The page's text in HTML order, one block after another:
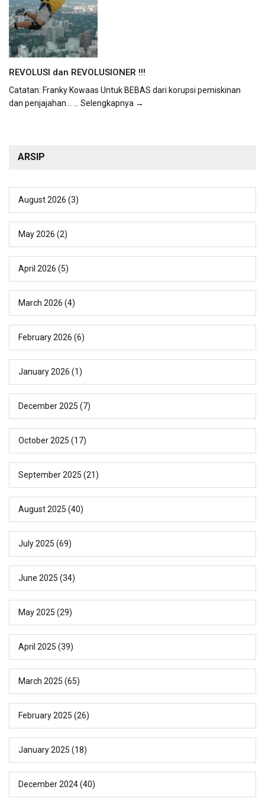
REVOLUSI dan REVOLUSIONER !!!
Catatan: Franky Kowaas Untuk BEBAS dari korupsi pemiskinan
dan penjajahan...
... Selengkapnya →
ARSIP
August 2026 (3)
May 2026 (2)
April 2026 (5)
March 2026 (4)
February 2026 (6)
January 2026 (1)
December 2025 (7)
October 2025 (17)
September 2025 (21)
August 2025 (40)
July 2025 (69)
June 2025 (34)
May 2025 (29)
April 2025 (39)
March 2025 (65)
February 2025 (26)
January 2025 (18)
December 2024(40)